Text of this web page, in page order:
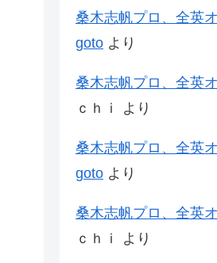
桑木志帆プロ、全英
goto より
桑木志帆プロ、全英
ｃｈｉ
より
桑木志帆プロ、全英
goto より
桑木志帆プロ、全英
ｃｈｉ
より